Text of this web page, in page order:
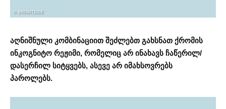
აღნიშნული კომბინაციით შეძლებთ გახსნათ ქრომის
ინკოგნიტო რეჟიმი, რომელიც არ ინახავს ჩაწერილ/
დასერჩილ სიტყვებს, ასევე არ იმახსოვრებს
პაროლებს.